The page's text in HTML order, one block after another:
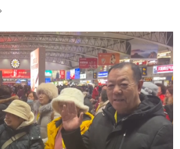
黑龙江
Français عربى